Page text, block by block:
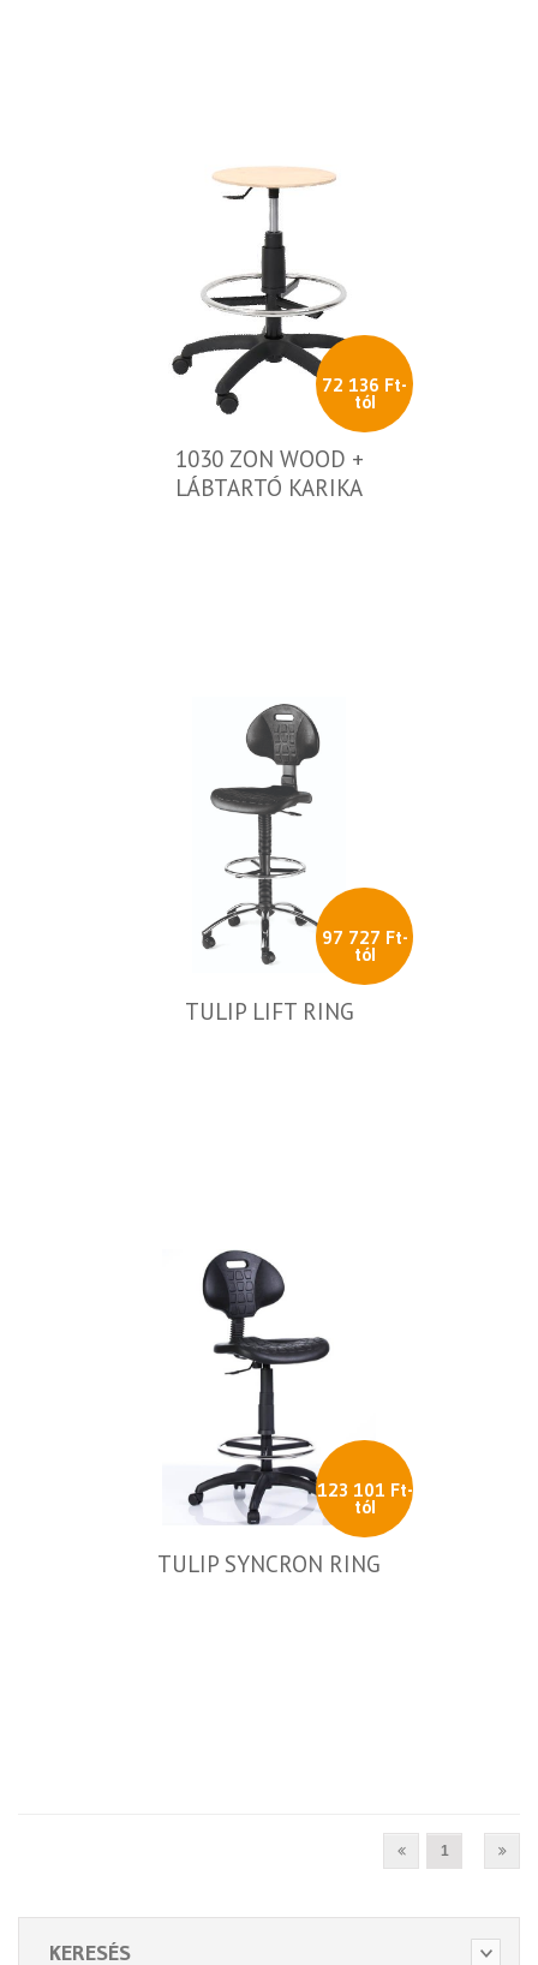
72 136 Ft-
tól
1030 ZON WOOD +
LÁBTARTÓ KARIKA
97 727 Ft-
tól
TULIP LIFT RING
123 101 Ft-
tól
TULIP SYNCRON RING
1
KERESÉS